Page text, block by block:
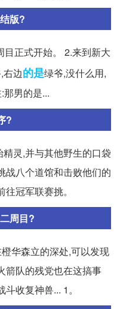
版?
正式开始。 2.来到新大
右边的是绿爷,没什么用,
那男的是...
?
灵,并与其他野生的口袋
战八个道馆和击败他们的
冠军联赛挑。
周目?
华森立的深处,可以发现
箭队的残党也在这搞事
收复神兽... 1。